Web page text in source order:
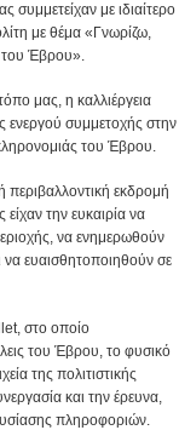
συμμετείχαν με ιδιαίτερο
με θέμα «Γνωρίζω,
του Έβρου».
μας, η καλλιέργεια
ενεργού συμμετοχής στην
του Έβρου.
περιβαλλοντική εκδρομή
την ευκαιρία να
να ενημερωθούν
ευαισθητοποιηθούν σε
στο οποίο
του Έβρου, το φυσικό
της πολιτιστικής
και την έρευνα,
πληροφοριών.